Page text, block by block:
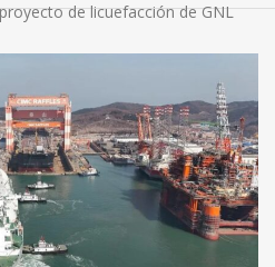
de licuefacción de GNL